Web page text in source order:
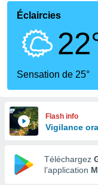
Éclaircies
Sensation de 25°
Flash info
Vigilance
Téléchargez
l’application